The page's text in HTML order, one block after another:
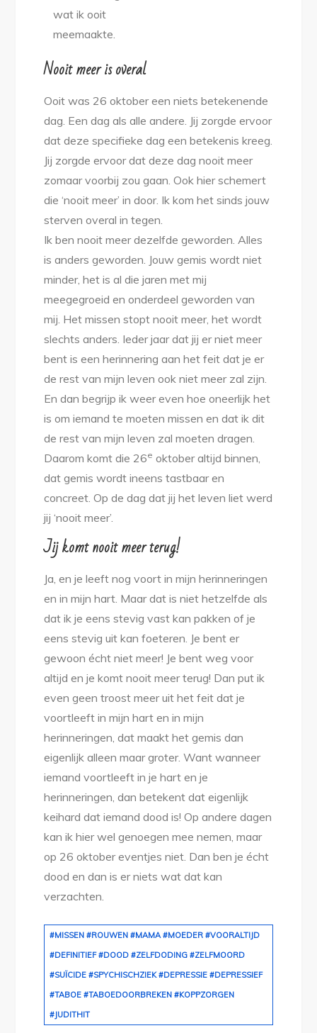
wat ik ooit
meemaakte.
Nooit meer is overal
Ooit was 26 oktober een niets betekenende
dag. Een dag als alle andere. Jij zorgde ervoor
dat deze specifieke dag een betekenis kreeg.
Jij zorgde ervoor dat deze dag nooit meer
zomaar voorbij zou gaan. Ook hier schemert
die ‘nooit meer’ in door. Ik kom het sinds jouw
sterven overal in tegen.
Ik ben nooit meer dezelfde geworden. Alles
is anders geworden. Jouw gemis wordt niet
minder, het is al die jaren met mij
meegegroeid en onderdeel geworden van
mij. Het missen stopt nooit meer, het wordt
slechts anders. Ieder jaar dat jij er niet meer
bent is een herinnering aan het feit dat je er
de rest van mijn leven ook niet meer zal zijn.
En dan begrijp ik weer even hoe oneerlijk het
is om iemand te moeten missen en dat ik dit
de rest van mijn leven zal moeten dragen.
Daarom komt die 26e oktober altijd binnen,
dat gemis wordt ineens tastbaar en
concreet. Op de dag dat jij het leven liet werd
jij ‘nooit meer’.
Jij komt nooit meer terug!
Ja, en je leeft nog voort in mijn herinneringen
en in mijn hart. Maar dat is niet hetzelfde als
dat ik je eens stevig vast kan pakken of je
eens stevig uit kan foeteren. Je bent er
gewoon écht niet meer! Je bent weg voor
altijd en je komt nooit meer terug! Dan put ik
even geen troost meer uit het feit dat je
voortleeft in mijn hart en in mijn
herinneringen, dat maakt het gemis dan
eigenlijk alleen maar groter. Want wanneer
iemand voortleeft in je hart en je
herinneringen, dan betekent dat eigenlijk
keihard dat iemand dood is! Op andere dagen
kan ik hier wel genoegen mee nemen, maar
op 26 oktober eventjes niet. Dan ben je écht
dood en dan is er niets wat dat kan
verzachten.
#MISSEN #ROUWEN #MAMA #MOEDER #VOORALTIJD
#DEFINITIEF #DOOD #ZELFDODING #ZELFMOORD
#SUÏCIDE #SPYCHISCHZIEK #DEPRESSIE #DEPRESSIEF
#TABOE #TABOEDOORBREKEN #KOPPZORGEN
#JUDITHIT